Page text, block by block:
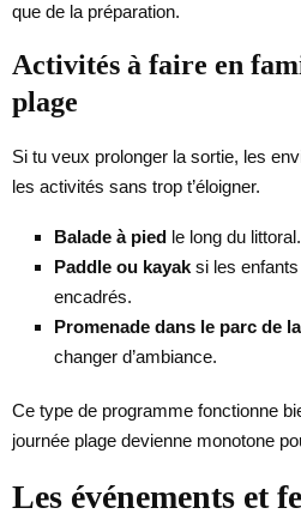
que de la préparation.
Activités à faire en
plage
Si tu veux prolonger la sortie, les
les activités sans trop t’éloigner.
Balade à pied le long du littoral.
Paddle ou kayak si les
encadrés.
Promenade dans le parc de
changer d’ambiance.
Ce type de programme fonctionne
journée plage devienne monotone
Les événements et